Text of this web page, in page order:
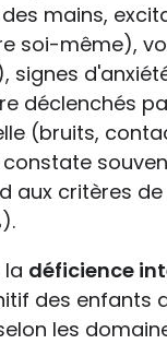
mains,
soi-même),
signes
déclenchés
(bruits,
aux critères
la déficience
des enfants
les